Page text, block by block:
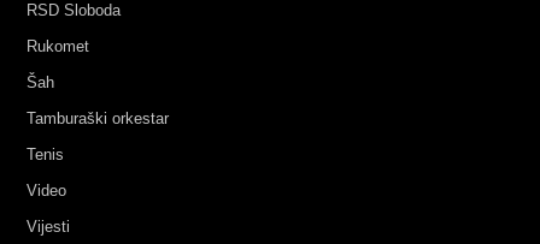
RSD Sloboda
Rukomet
Šah
Tamburaški orkestar
Tenis
Video
Vijesti